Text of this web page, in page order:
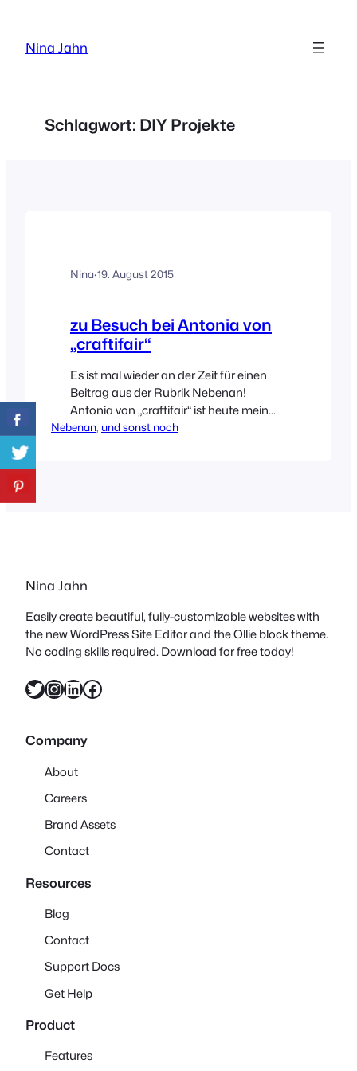
springen
Nina Jahn
Schlagwort: DIY Projekte
Nina·19. August 2015
zu Besuch bei Antonia von
„craftifair“
Es ist mal wieder an der Zeit für einen
Beitrag aus der Rubrik Nebenan!
Antonia von „craftifair“ ist heute mein
Gast und ich freue mich unheimlich,
Nebenan, und sonst noch
Nina Jahn
Easily create beautiful, fully-customizable websites with
the new WordPress Site Editor and the Ollie block theme.
No coding skills required. Download for free today!
Twitter InstagramLinkedIn Facebook
Company
About
Careers
Brand Assets
Contact
Resources
Blog
Contact
Support Docs
Get Help
Product
Features